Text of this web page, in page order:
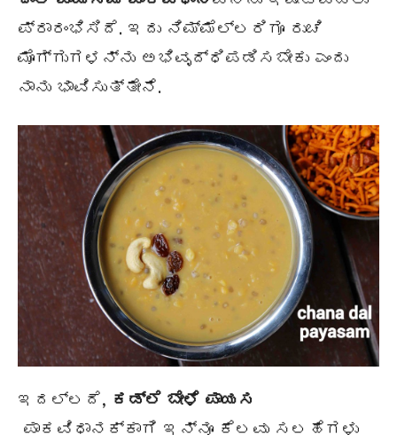
ಪ್ರಾರಂಭಿಸಿದೆ. ಇದು ನಿಮ್ಮೆಲ್ಲರಿಗೂ ರುಚಿ
ಮೊಗ್ಗುಗಳನ್ನು ಅಭಿವೃದ್ಧಿಪಡಿಸಬೇಕು ಎಂದು
ನಾನು ಭಾವಿಸುತ್ತೇನೆ.
ಇದಲ್ಲದೆ, ಕಡ್ಲೆ ಬೇಳೆ ಪಾಯಸ
ಪಾಕವಿಧಾನಕ್ಕಾಗಿ ಇನ್ನೂ ಕೆಲವು ಸಲಹೆಗಳು